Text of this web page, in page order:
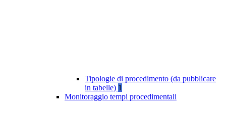
Tipologie di procedimento (da pubblicare
in tabelle) 1
Monitoraggio tempi procedimentali